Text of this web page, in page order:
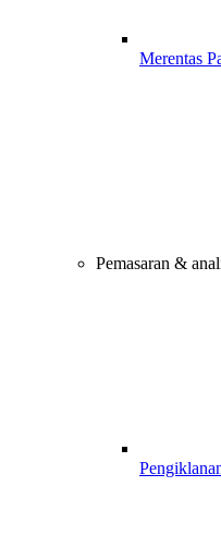
Merentas
Pemasaran &